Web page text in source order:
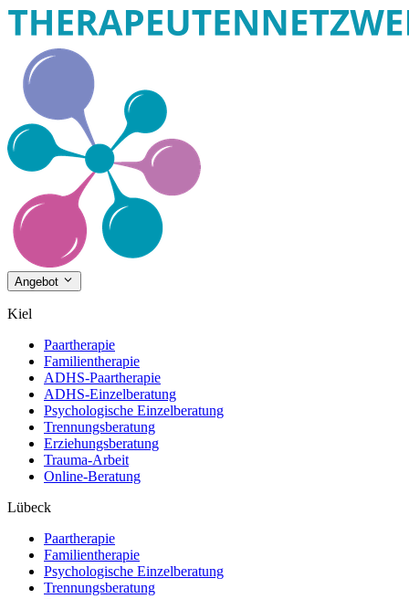
Angebot
Kiel
Paartherapie
Familientherapie
ADHS-Paartherapie
ADHS-Einzelberatung
Psychologische Einzelberatung
Trennungsberatung
Erziehungsberatung
Trauma-Arbeit
Online-Beratung
Lübeck
Paartherapie
Familientherapie
Psychologische Einzelberatung
Trennungsberatung